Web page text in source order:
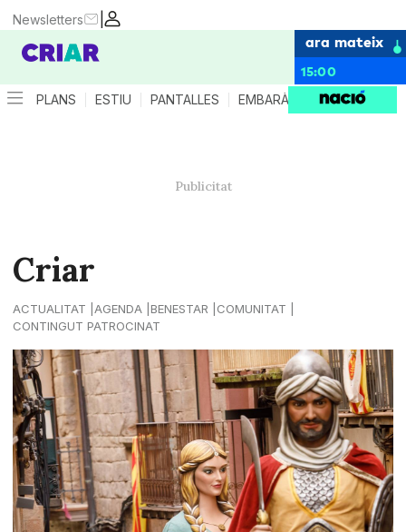
|
Newsletters
ara mateix
15:00
PLANS ESTIU PANTALLES EMBARÀS CRIANÇA
Criar
ACTUALITAT AGENDA BENESTAR
COMUNITAT
CONTINGUT PATROCINAT